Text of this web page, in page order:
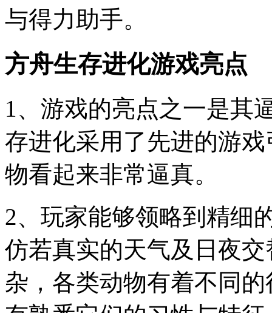
与得力助手。
方舟生存进化游戏亮点
1、游戏的亮点之一是其
存进化采用了先进的游
物看起来非常逼真。
2、玩家能够领略到精细
仿若真实的天气及日夜
杂，各类动物有着不同